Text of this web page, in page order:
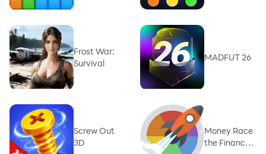
Frost War:
Survival
MADFUT 26
Screw Out
3D
Money Race
the Finance